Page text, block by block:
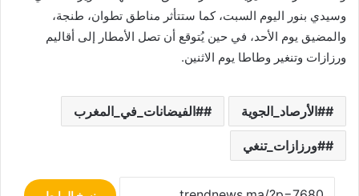
وسيدي بنور اليوم السبت، كما ستتأثر مناطق تطوان، طنجة،
والمضيق يوم الأحد، في حين يُتوقع أن تصل الأمطار إلى أقاليم
ورزازات وتنغير وطاطا يوم الاثنين.
#الأرصاد_الجوية #الفيضانات_في_المغرب
#ورزازات_تنغي